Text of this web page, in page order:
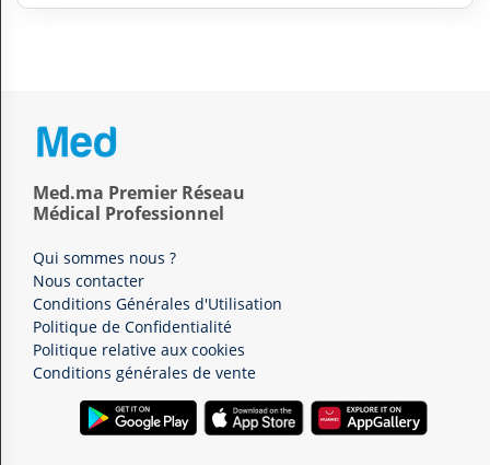
Med.ma Premier Réseau
Médical Professionnel
Qui sommes nous ?
Nous contacter
Conditions Générales d'Utilisation
Politique de Confidentialité
Politique relative aux cookies
Conditions générales de vente